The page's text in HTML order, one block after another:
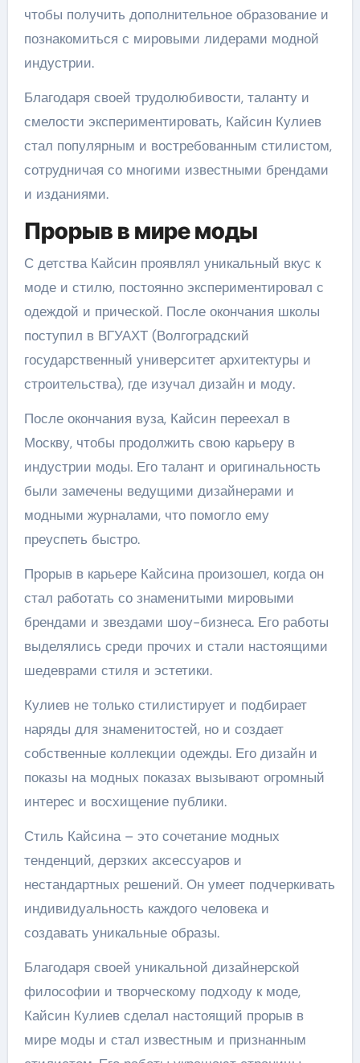
чтобы получить дополнительное образование и
познакомиться с мировыми лидерами модной
индустрии.
Благодаря своей трудолюбивости, таланту и
смелости экспериментировать, Кайсин Кулиев
стал популярным и востребованным стилистом,
сотрудничая со многими известными брендами
и изданиями.
Прорыв в мире моды
С детства Кайсин проявлял уникальный вкус к
моде и стилю, постоянно экспериментировал с
одеждой и прической. После окончания школы
поступил в ВГУАХТ (Волгоградский
государственный университет архитектуры и
строительства), где изучал дизайн и моду.
После окончания вуза, Кайсин переехал в
Москву, чтобы продолжить свою карьеру в
индустрии моды. Его талант и оригинальность
были замечены ведущими дизайнерами и
модными журналами, что помогло ему
преуспеть быстро.
Прорыв в карьере Кайсина произошел, когда он
стал работать со знаменитыми мировыми
брендами и звездами шоу-бизнеса. Его работы
выделялись среди прочих и стали настоящими
шедеврами стиля и эстетики.
Кулиев не только стилистирует и подбирает
наряды для знаменитостей, но и создает
собственные коллекции одежды. Его дизайн и
показы на модных показах вызывают огромный
интерес и восхищение публики.
Стиль Кайсина – это сочетание модных
тенденций, дерзких аксессуаров и
нестандартных решений. Он умеет подчеркивать
индивидуальность каждого человека и
создавать уникальные образы.
Благодаря своей уникальной дизайнерской
философии и творческому подходу к моде,
Кайсин Кулиев сделал настоящий прорыв в
мире моды и стал известным и признанным